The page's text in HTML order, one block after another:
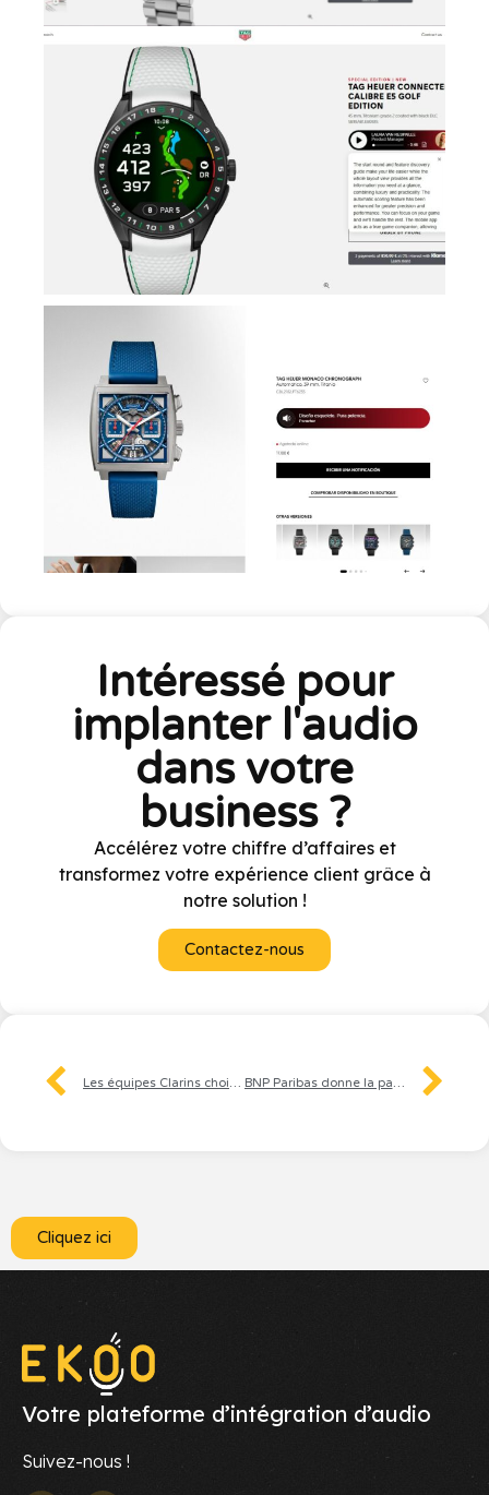
Intéressé pour
implanter l'audio
dans votre
business ?
Accélérez votre chiffre d’affaires et
transformez votre expérience client grâce à
notre solution !
Contactez-nous
Les équipes Clarins choisissent la voix pour sublimer l’expérience beauté BNP Paribas donne la parole à ses experts pour guider les particuliers dans leur déclaration d’impôt
Cliquez ici
Votre plateforme d’intégration d’audio
Suivez-nous !